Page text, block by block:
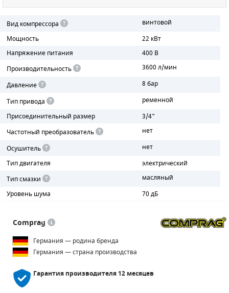
Вид компрессора
винтовой
Мощность
22 кВт
Напряжение питания
400 В
Производительность
3600 л/мин
Давление
8 бар
Тип привода
ременной
Присоединительный размер
3/4"
Частотный преобразователь
нет
Осушитель
нет
Тип двигателя
электрический
Тип смазки
масляный
Уровень шума
70 дБ
Comprag
Германия — родина бренда
Германия — страна производства
Гарантия производителя12 месяцев
ФИЛЬТРЫ ТОПЛИВНЫЕ
МОТОРНОЕ МАСЛО
РАДИАТОРЫ
ПОДШИПНИКИ
ПОРШНЕВЫЕ БЛОКИ
ДЕТАЛИ ПОРШНЕВЫХ КОМПРЕССОРОВ
ДЕТАЛИ СПИРАЛЬНЫХ КОМПРЕССОРОВ
ДЕТАЛИ НАСОСНОЙ ЧАСТИ